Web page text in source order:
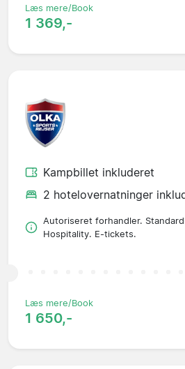
Læs mere/Book
1 369,-
Kampbillet inkluderet
2 hotelovernatninger
Autoriseret forhandler.
Hospitality. E-tickets.
Læs mere/Book
1 650,-